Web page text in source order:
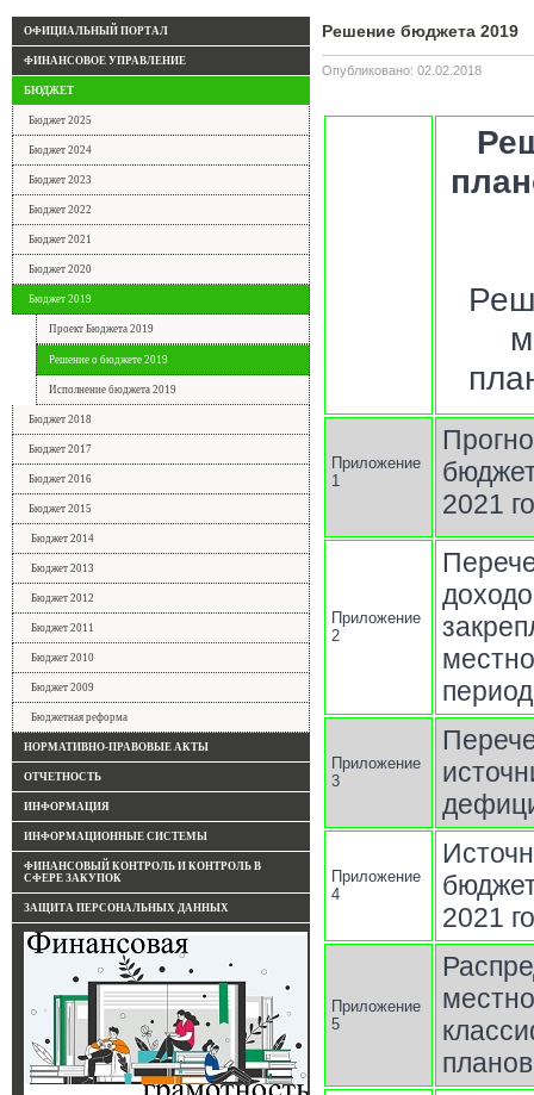
ОФИЦИАЛЬНЫЙ ПОРТАЛ
ФИНАНСОВОЕ УПРАВЛЕНИЕ
БЮДЖЕТ
Бюджет 2025
Бюджет 2024
Бюджет 2023
Бюджет 2022
Бюджет 2021
Бюджет 2020
Бюджет 2019
Проект Бюджета 2019
Решение о бюджете 2019
Исполнение бюджета 2019
Бюджет 2018
Бюджет 2017
Бюджет 2016
Бюджет 2015
Бюджет 2014
Бюджет 2013
Бюджет 2012
Бюджет 2011
Бюджет 2010
Бюджет 2009
Бюджетная реформа
НОРМАТИВНО-ПРАВОВЫЕ АКТЫ
ОТЧЕТНОСТЬ
ИНФОРМАЦИЯ
ИНФОРМАЦИОННЫЕ СИСТЕМЫ
ФИНАНСОВЫЙ КОНТРОЛЬ И КОНТРОЛЬ В
СФЕРЕ ЗАКУПОК
ЗАЩИТА ПЕРСОНАЛЬНЫХ ДАННЫХ
Решение бюджета 2019
Опубликовано: 02.02.2018
Приложение
1
2021
Приложение
2
Приложение
3
Приложение
4
2021
Приложение
5